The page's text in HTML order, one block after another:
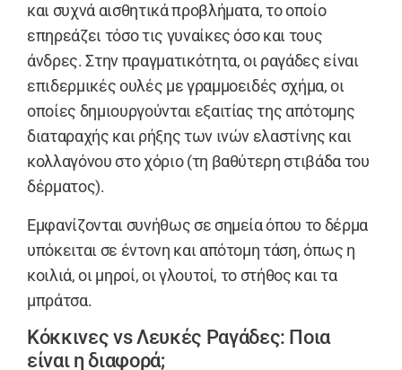
και συχνά αισθητικά προβλήματα, το οποίο
επηρεάζει τόσο τις γυναίκες όσο και τους
άνδρες. Στην πραγματικότητα, οι ραγάδες είναι
επιδερμικές ουλές με γραμμοειδές σχήμα, οι
οποίες δημιουργούνται εξαιτίας της απότομης
διαταραχής και ρήξης των ινών ελαστίνης και
κολλαγόνου στο χόριο (τη βαθύτερη στιβάδα του
δέρματος).
Εμφανίζονται συνήθως σε σημεία όπου το δέρμα
υπόκειται σε έντονη και απότομη τάση, όπως η
κοιλιά, οι μηροί, οι γλουτοί, το στήθος και τα
μπράτσα.
Κόκκινες vs Λευκές Ραγάδες: Ποια
είναι η διαφορά;